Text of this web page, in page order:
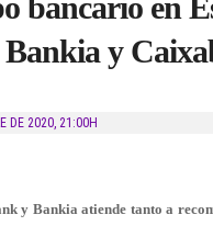
y
DE 2020, 21:00H
y Bankia atiende tanto a